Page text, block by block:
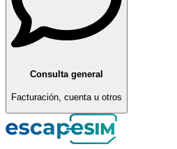
Consulta general
Facturación, cuenta u otros